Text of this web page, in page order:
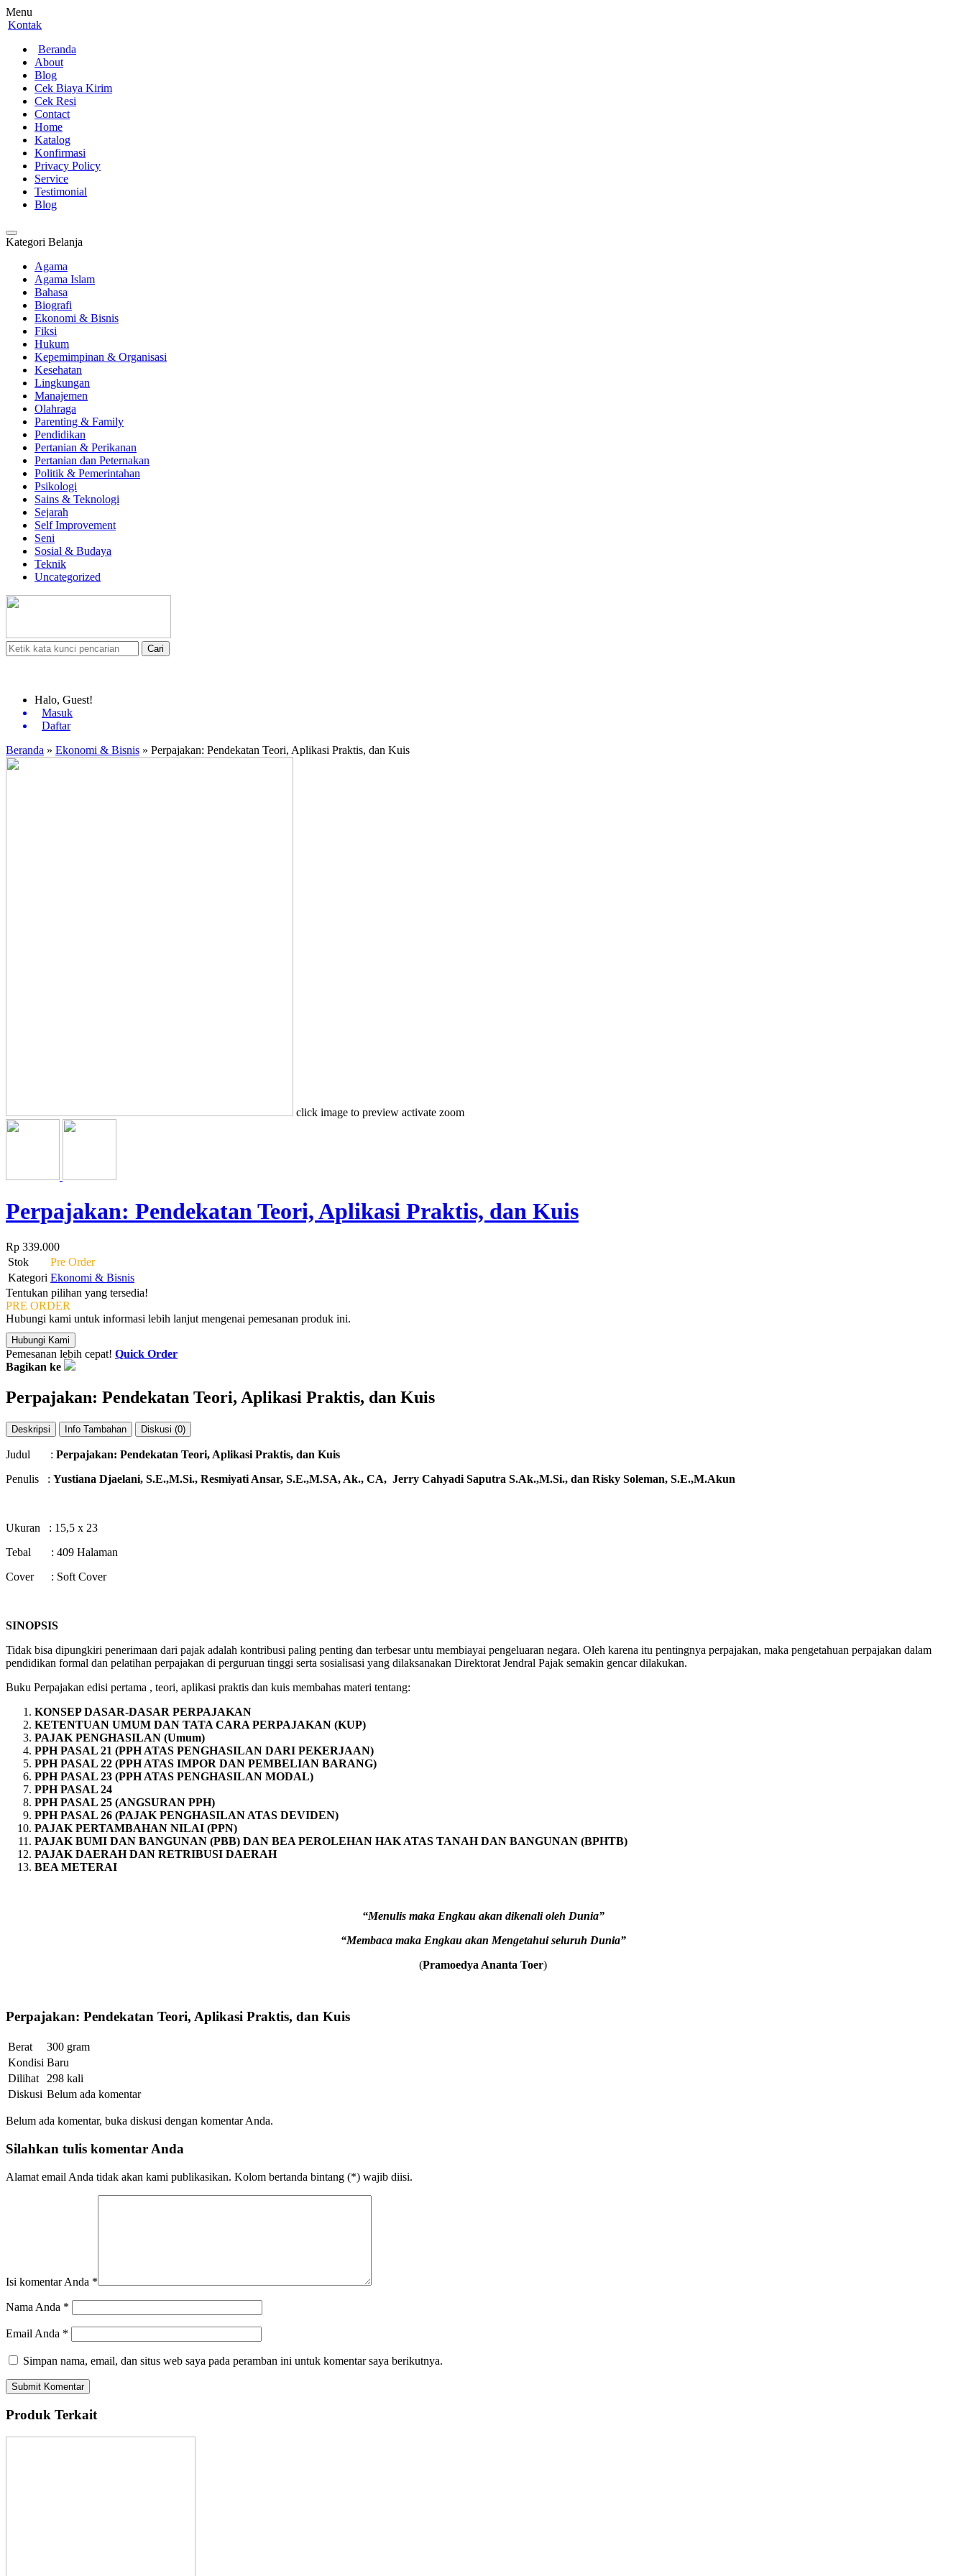
Menu
Kontak
Beranda
About
Blog
Cek Biaya Kirim
Cek Resi
Contact
Home
Katalog
Konfirmasi
Privacy Policy
Service
Testimonial
Blog
Kategori Belanja
Agama
Agama Islam
Bahasa
Biografi
Ekonomi & Bisnis
Fiksi
Hukum
Kepemimpinan & Organisasi
Kesehatan
Lingkungan
Manajemen
Olahraga
Parenting & Family
Pendidikan
Pertanian & Perikanan
Pertanian dan Peternakan
Politik & Pemerintahan
Psikologi
Sains & Teknologi
Sejarah
Self Improvement
Seni
Sosial & Budaya
Teknik
Uncategorized
Cari
Halo, Guest!
Masuk
Daftar
Beranda » Ekonomi & Bisnis » Perpajakan: Pendekatan Teori, Aplikasi Praktis, dan Kuis
click image to preview activate zoom
Perpajakan: Pendekatan Teori, Aplikasi Praktis, dan Kuis
Rp 339.000
Stok
Pre Order
Kategori Ekonomi & Bisnis
Tentukan pilihan yang tersedia!
PRE ORDER
Hubungi kami untuk informasi lebih lanjut mengenai pemesanan produk ini.
Hubungi Kami
Pemesanan lebih cepat! Quick Order
Bagikan ke
Perpajakan: Pendekatan Teori, Aplikasi Praktis, dan Kuis
Deskripsi Info Tambahan Diskusi (0)
Judul : Perpajakan: Pendekatan Teori, Aplikasi Praktis, dan Kuis
Penulis : Yustiana Djaelani, S.E.,M.Si., Resmiyati Ansar, S.E.,M.SA, Ak., CA, Jerry Cahyadi Saputra S.Ak.,M.Si., dan Risky Soleman, S.E.,M.Akun
Ukuran : 15,5 x 23
Tebal : 409 Halaman
Cover : Soft Cover
SINOPSIS
Tidak bisa dipungkiri penerimaan dari pajak adalah kontribusi paling penting dan terbesar untu membiayai pengeluaran negara. Oleh karena itu pentingnya perpajakan, maka pengetahuan perpajakan dalam
pendidikan formal dan pelatihan perpajakan di perguruan tinggi serta sosialisasi yang dilaksanakan Direktorat Jendral Pajak semakin gencar dilakukan.
Buku Perpajakan edisi pertama , teori, aplikasi praktis dan kuis membahas materi tentang:
KONSEP DASAR-DASAR PERPAJAKAN
KETENTUAN UMUM DAN TATA CARA PERPAJAKAN (KUP)
PAJAK PENGHASILAN (Umum)
PPH PASAL 21 (PPH ATAS PENGHASILAN DARI PEKERJAAN)
PPH PASAL 22 (PPH ATAS IMPOR DAN PEMBELIAN BARANG)
PPH PASAL 23 (PPH ATAS PENGHASILAN MODAL)
PPH PASAL 24
PPH PASAL 25 (ANGSURAN PPH)
PPH PASAL 26 (PAJAK PENGHASILAN ATAS DEVIDEN)
PAJAK PERTAMBAHAN NILAI (PPN)
PAJAK BUMI DAN BANGUNAN (PBB) DAN BEA PEROLEHAN HAK ATAS TANAH DAN BANGUNAN (BPHTB)
PAJAK DAERAH DAN RETRIBUSI DAERAH
BEA METERAI
“Menulis maka Engkau akan dikenali oleh Dunia”
“Membaca maka Engkau akan Mengetahui seluruh Dunia”
(Pramoedya Ananta Toer)
Perpajakan: Pendekatan Teori, Aplikasi Praktis, dan Kuis
Berat
300 gram
Kondisi Baru
Dilihat
298 kali
Diskusi Belum ada komentar
Belum ada komentar, buka diskusi dengan komentar Anda.
Silahkan tulis komentar Anda
Alamat email Anda tidak akan kami publikasikan. Kolom bertanda bintang (*) wajib diisi.
Isi komentar Anda *
Nama Anda *
Email Anda *
Simpan nama, email, dan situs web saya pada peramban ini untuk komentar saya berikutnya.
Produk Terkait